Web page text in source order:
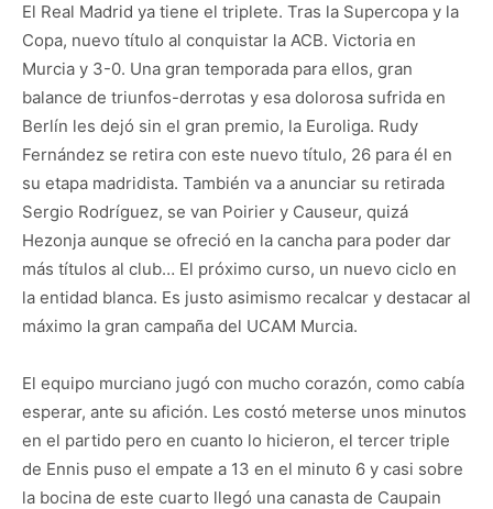
El Real Madrid ya tiene el triplete. Tras la Supercopa y la
Copa, nuevo título al conquistar la ACB. Victoria en
Murcia y 3-0. Una gran temporada para ellos, gran
balance de triunfos-derrotas y esa dolorosa sufrida en
Berlín les dejó sin el gran premio, la Euroliga. Rudy
Fernández se retira con este nuevo título, 26 para él en
su etapa madridista. También va a anunciar su retirada
Sergio Rodríguez, se van Poirier y Causeur, quizá
Hezonja aunque se ofreció en la cancha para poder dar
más títulos al club… El próximo curso, un nuevo ciclo en
la entidad blanca. Es justo asimismo recalcar y destacar al
máximo la gran campaña del UCAM Murcia.
El equipo murciano jugó con mucho corazón, como cabía
esperar, ante su afición. Les costó meterse unos minutos
en el partido pero en cuanto lo hicieron, el tercer triple
de Ennis puso el empate a 13 en el minuto 6 y casi sobre
la bocina de este cuarto llegó una canasta de Caupain